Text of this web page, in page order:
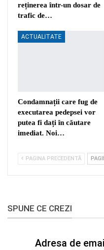
reținerea într-un dosar de
trafic de…
ACTUALITATE
Condamnații care fug de
executarea pedepsei vor
putea fi dați în căutare
imediat. Noi…
PAGINA PRECEDENTĂ
SPUNE CE CREZI
Adresa de